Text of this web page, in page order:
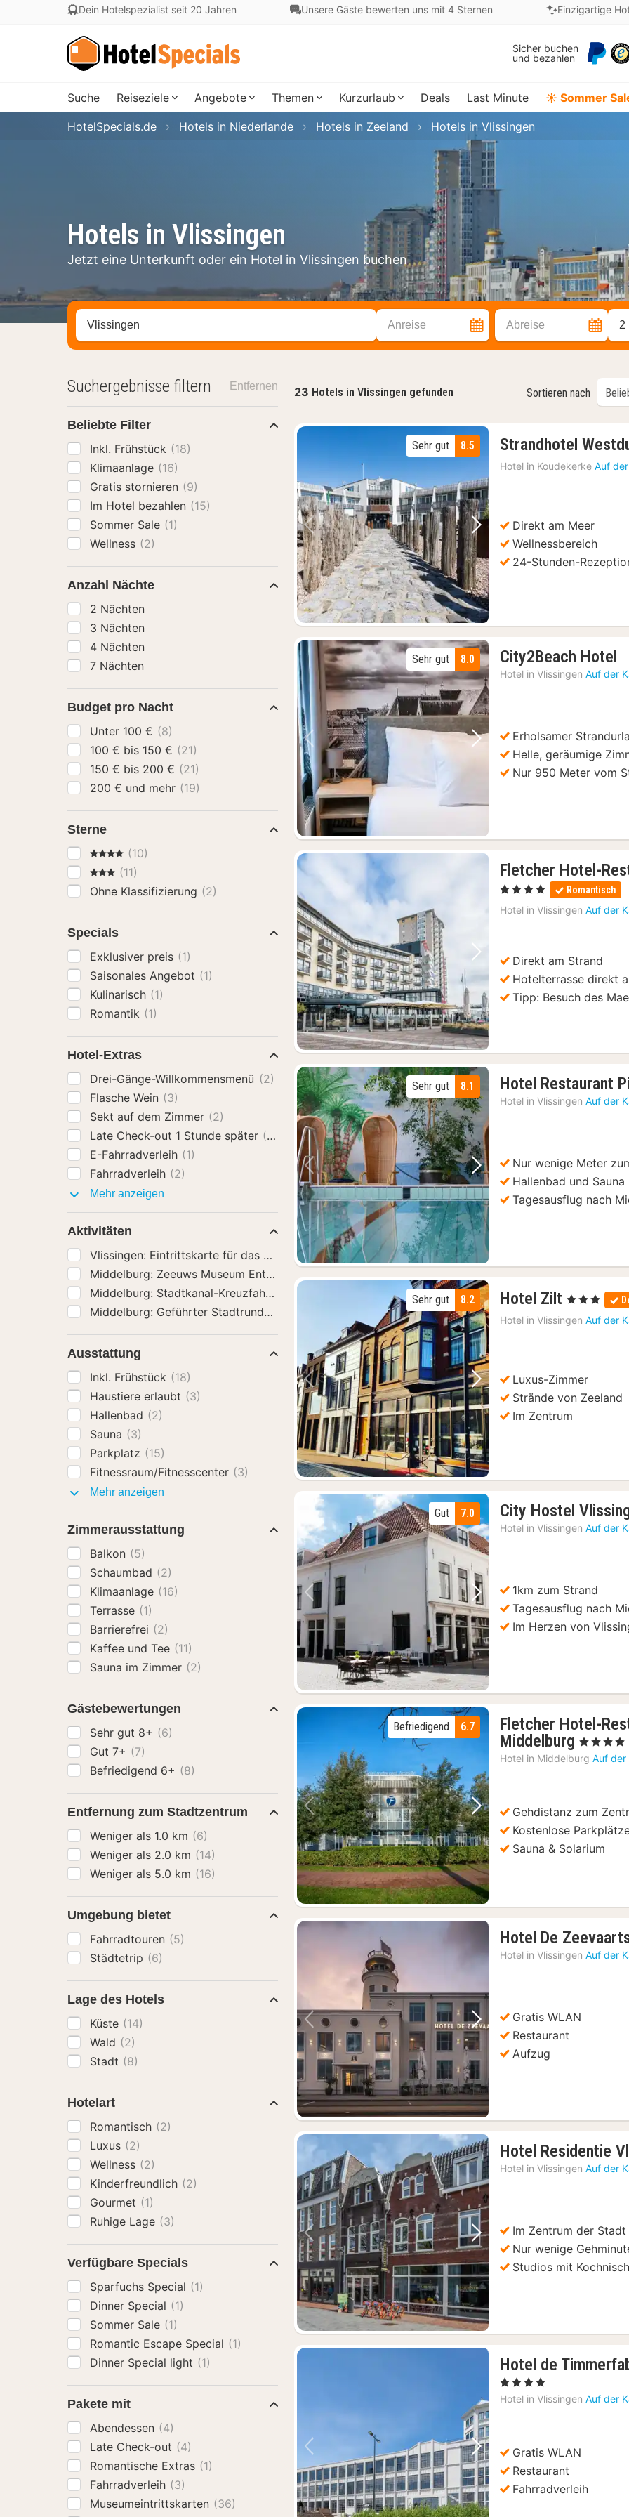
Dein Hotelspezialist seit 20 Jahren Unsere Gäste bewerten uns mit 4 Sternen Einzigartige
Sicher buchen
und bezahlen
Suche Reiseziele Angebote Themen Kurzurlaub Deals Last Minute ☀️ Sommer
Hotels in Vlissingen
Jetzt eine Unterkunft oder ein Hotel in Vlissingen buchen
HotelSpecials.de Hotels in Niederlande Hotels in Zeeland Hotels in Vlissingen
Stadt, Region oder Hotel suchen Anreise Abreise 2
23 Hotels in Vlissingen gefunden Sortieren nach
Vorheriges Bild Nächstes Bild
8.5
Sehr gut Strandhotel
Hotel in Koudekerke Auf
Direkt am Meer
Wellnessbereich
24-Stunden-
Vorheriges Bild Nächstes Bild
8.0
Sehr gut City2Beach Hotel
Hotel in Vlissingen Auf der
Erholsamer
Helle, geräumige
Nur 950 Meter vom
Vorheriges Bild Nächstes Bild
Fletcher Hotel-
1
Nacht
ab
€
, 4 Sterne Romantisch
Hotel in Vlissingen Auf der
Direkt am Strand
Hotelterrasse direkt
Tipp: Besuch des
Vorheriges Bild Nächstes Bild
8.1
Sehr gut Hotel Restaurant
Hotel in Vlissingen Auf der
Nur wenige Meter
Hallenbad und Sauna
Tagesausflug nach
Vorheriges Bild Nächstes Bild
8.2
Sehr gut Hotel Zilt 1
Nacht
ab
, 3 Sterne
Hotel in Vlissingen Auf der
Luxus-Zimmer
Strände von Zeeland
Im Zentrum
Vorheriges Bild Nächstes Bild
7.0
Gut City Hostel
Hotel in Vlissingen Auf der
1km zum Strand
Tagesausflug nach
Im Herzen von
Vorheriges Bild Nächstes Bild
6.7
Befriedigend
Fletcher Hotel-
Middelburg 1
Nacht
€
, 4 Sterne
Hotel in Middelburg Auf der
Gehdistanz zum
Kostenlose
Sauna & Solarium
Vorheriges Bild Nächstes Bild
Hotel De
Hotel in Vlissingen Auf der
Gratis WLAN
Restaurant
Aufzug
Vorheriges Bild Nächstes Bild
Hotel Residentie
Hotel in Vlissingen Auf der
Im Zentrum der Stadt
Nur wenige
Studios mit
Vorheriges Bild Nächstes Bild
Hotel de
, 4 Sterne
Hotel in Vlissingen Auf der
Gratis WLAN
Restaurant
Fahrradverleih
Suchergebnisse filtern Entfernen
Beliebte Filter
Inkl. Frühstück (18)
Klimaanlage (16)
Gratis stornieren (9)
Im Hotel bezahlen (15)
Sommer Sale (1)
Wellness (2)
Anzahl Nächte
2 Nächten
3 Nächten
4 Nächten
7 Nächten
Budget pro Nacht
Unter 100 € (8)
100 € bis 150 € (21)
150 € bis 200 € (21)
200 € und mehr (19)
Sterne
4 Sterne(10)
3 Sterne
(11)
Ohne Klassifizierung (2)
Specials
Exklusiver preis (1)
Saisonales Angebot (1)
Kulinarisch (1)
Romantik (1)
Hotel-Extras
Drei-Gänge-Willkommensmenü (2)
Flasche Wein (3)
Sekt auf dem Zimmer (2)
Late Check-out 1 Stunde später (2)
E-Fahrradverleih (1)
Fahrradverleih (2)
Mehr anzeigen
Aktivitäten
Vlissingen: Eintrittskarte für das Marinemuseum
(14)
Middelburg: Zeeuws Museum Entry Ticket
Middelburg: Stadtkanal-Kreuzfahrt
Middelburg: Geführter Stadtrundgang
Ausstattung
Inkl. Frühstück (18)
Haustiere erlaubt (3)
Hallenbad (2)
Sauna (3)
Parkplatz (15)
Fitnessraum/Fitnesscenter (3)
Mehr anzeigen
Zimmerausstattung
Balkon (5)
Schaumbad (2)
Klimaanlage (16)
Terrasse (1)
Barrierefrei (2)
Kaffee und Tee (11)
Sauna im Zimmer (2)
Gästebewertungen
Sehr gut 8+ (6)
Gut 7+ (7)
Befriedigend 6+ (8)
Entfernung zum Stadtzentrum
Weniger als 1.0 km (6)
Weniger als 2.0 km (14)
Weniger als 5.0 km (16)
Umgebung bietet
Fahrradtouren (5)
Städtetrip (6)
Lage des Hotels
Küste (14)
Wald (2)
Stadt (8)
Hotelart
Romantisch (2)
Luxus (2)
Wellness (2)
Kinderfreundlich (2)
Gourmet (1)
Ruhige Lage (3)
Verfügbare Specials
Sparfuchs Special (1)
Dinner Special (1)
Sommer Sale (1)
Romantic Escape Special (1)
Dinner Special light (1)
Pakete mit
Abendessen (4)
Late Check-out (4)
Romantische Extras (1)
Fahrradverleih (3)
Museumeintrittskarten (36)